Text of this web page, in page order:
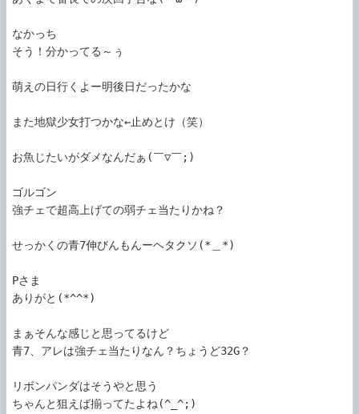
なかっち
そう！分かってる～ぅ
萌えの日行くよー明後日だったかな
また地獄少女打つかな←止めとけ（笑）
お魚じたいがダメなんだぁ(￣▽￣;)
ゴルゴン
強チェで超高上げての弱チェ当たりかね？
せっかくの青7伸びんもんーヘタクソ(*＿*)
Pさま
ありがと(*^^*)
まぁそんな感じと思ってるけど
青7、アレは強チェ当たりなん？ちょうど32G？
リボンパンダはそうやと思う
ちゃんと狙えば揃ってたよね(^_^;)